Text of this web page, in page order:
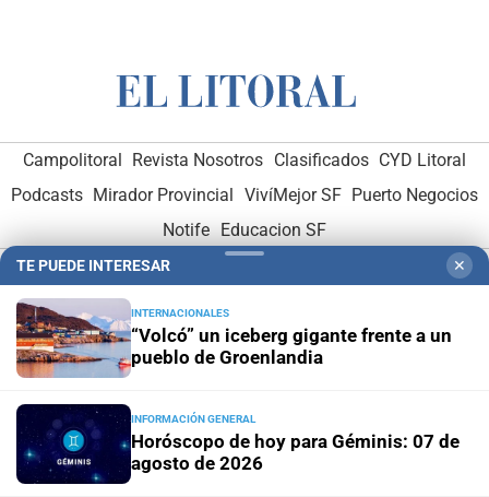
Campolitoral Revista Nosotros Clasificados CYD Litoral
Podcasts Mirador Provincial VivíMejor SF Puerto Negocios
Notife Educacion SF
Administración y Publicidad-Elementos institucionales
Opcionales con El Litoral
TE PUEDE INTERESAR ✕
INTERNACIONALES
“Volcó” un iceberg gigante frente a un
pueblo de Groenlandia
INFORMACIÓN GENERAL
Horóscopo de hoy para Géminis: 07 de
agosto de 2026